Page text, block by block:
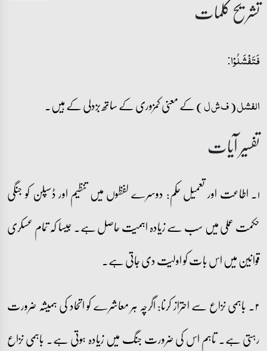
تشریح کلمات
فَتَفۡشَلُوۡا:
الفشل(ف ش ل) کے معنی کمزوری کے ساتھ بزدلی کے ہیں۔
تفسیر آیات
۱۔ اطاعت اور تعمیل حکم: دوسرے لفظوں میں تنظیم اور ڈسپلن کو جنگی
حکمت عملی میں سب سے زیادہ اہمیت حاصل ہے۔ جیسا کہ تمام عسکری
قوانین میں اس بات کو اولیت دی جاتی ہے۔
۲۔ باہمی نزاع سے احتراز کرنا: اگرچہ ہر معاشرے کو اتحاد کی ہمیشہ ضرورت
رہتی ہے۔ تاہم اس کی ضرورت جنگ میں زیادہ ہوتی ہے۔ باہمی نزاع